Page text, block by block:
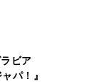
ビア
パ！』